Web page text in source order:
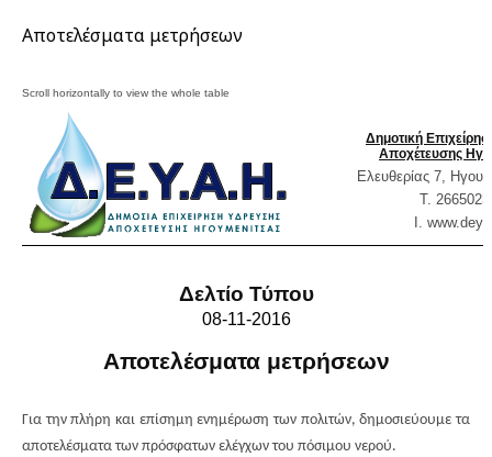
Αποτελέσματα μετρήσεων
Δημοτική
Αποχέτευσης
Ελευθερίας 7,
T.
Ι. www.
Δελτίο Τύπου
08-11-2016
Αποτελέσματα μετρήσεων
Για την πλήρη και επίσημη ενημέρωση των πολιτών, δημοσιεύουμε τα
αποτελέσματα των πρόσφατων ελέγχων του πόσιμου νερού.